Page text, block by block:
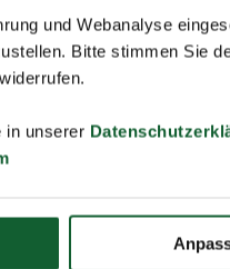
und Webanalyse
Bitte stimmen Sie
in unserer
Liste